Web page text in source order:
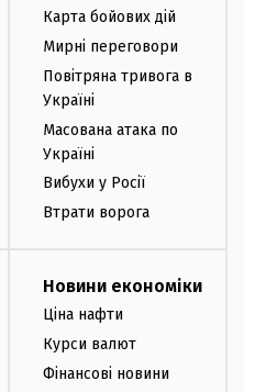
Карта бойових дій
Мирні переговори
Повітряна тривога в
Україні
Масована атака по
Україні
Вибухи у Росії
Втрати ворога
Новини економіки
Ціна нафти
Курси валют
Фінансові новини